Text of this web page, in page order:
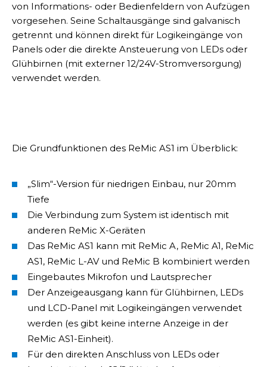
von Informations- oder Bedienfeldern von Aufzügen
vorgesehen. Seine Schaltausgänge sind galvanisch
getrennt und können direkt für Logikeingänge von
Panels oder die direkte Ansteuerung von LEDs oder
Glühbirnen (mit externer 12/24V-Stromversorgung)
verwendet werden.
Die Grundfunktionen des ReMic AS1 im Überblick:
„Slim“-Version für niedrigen Einbau, nur 20mm
Tiefe
Die Verbindung zum System ist identisch mit
anderen ReMic X-Geräten
Das ReMic AS1 kann mit ReMic A, ReMic A1, ReMic
AS1, ReMic L-AV und ReMic B kombiniert werden
Eingebautes Mikrofon und Lautsprecher
Der Anzeigeausgang kann für Glühbirnen, LEDs
und LCD-Panel mit Logikeingängen verwendet
werden (es gibt keine interne Anzeige in der
ReMic AS1-Einheit).
Für den direkten Anschluss von LEDs oder